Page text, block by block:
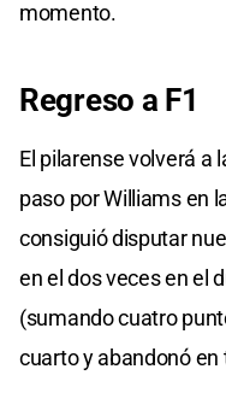
momento.
Regreso a F1
El pilarense volverá a
paso por Williams en
consiguió disputar
en el dos veces en el
(sumando cuatro
cuarto y abandonó en